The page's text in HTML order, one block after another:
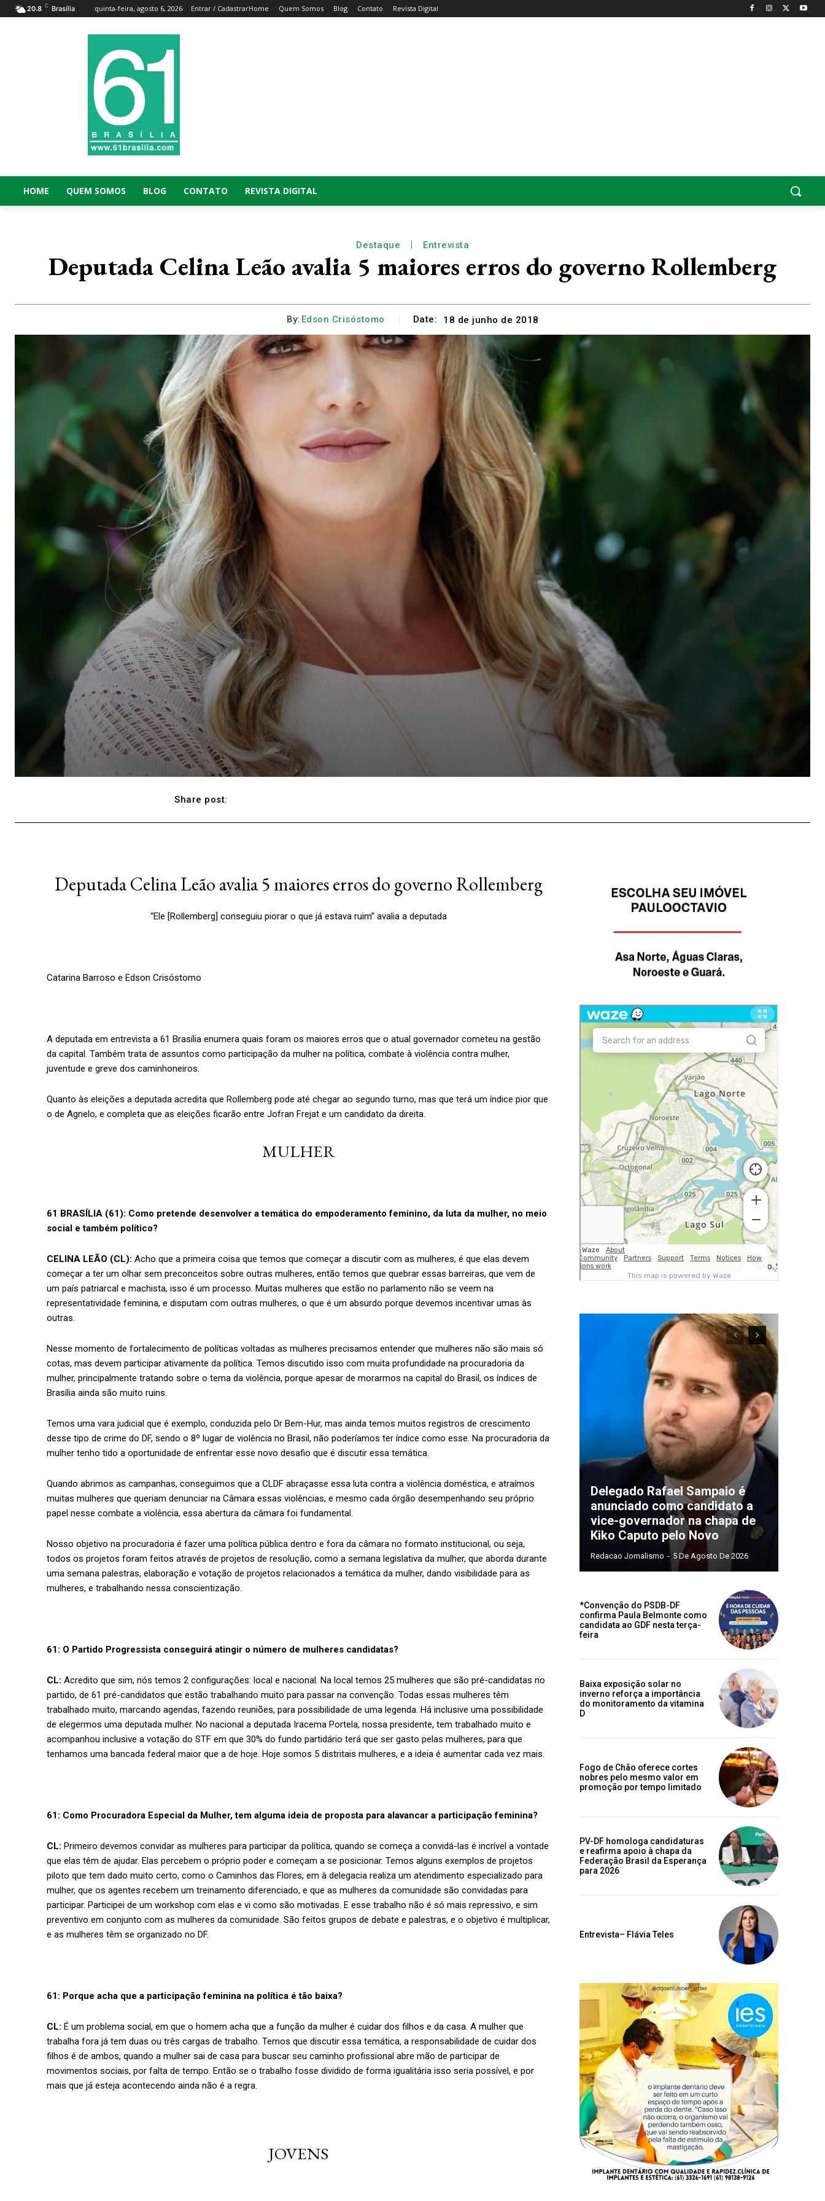
20.8 C Brasília quinta-feira, agosto 6, 2026 Entrar / CadastrarHome Quem Somos Blog Contato Revista Digital
HOME QUEM SOMOS BLOG CONTATO REVISTA DIGITAL
Destaque Entrevista
Deputada Celina Leão avalia 5 maiores erros do governo Rollemberg
By: Edson Crisóstomo Date: 18 de junho de 2018
Share post:
Deputada Celina Leão avalia 5 maiores erros do governo Rollemberg
“Ele [Rollemberg] conseguiu piorar o que já estava ruim” avalia a deputada
Catarina Barroso e Edson Crisóstomo
A deputada em entrevista a 61 Brasília enumera quais foram os maiores erros que o atual governador cometeu na gestão
da capital. Também trata de assuntos como participação da mulher na política, combate à violência contra mulher,
juventude e greve dos caminhoneiros.
Quanto às eleições a deputada acredita que Rollemberg pode até chegar ao segundo turno, mas que terá um índice pior que
o de Agnelo, e completa que as eleições ficarão entre Jofran Frejat e um candidato da direita.
MULHER
61 BRASÍLIA (61): Como pretende desenvolver a temática do empoderamento feminino, da luta da mulher, no meio
social e também político?
CELINA LEÃO (CL): Acho que a primeira coisa que temos que começar a discutir com as mulheres, é que elas devem
começar a ter um olhar sem preconceitos sobre outras mulheres, então temos que quebrar essas barreiras, que vem de
um país patriarcal e machista, isso é um processo. Muitas mulheres que estão no parlamento não se veem na
representatividade feminina, e disputam com outras mulheres, o que é um absurdo porque devemos incentivar umas às
outras.
Nesse momento de fortalecimento de políticas voltadas as mulheres precisamos entender que mulheres não são mais só
cotas, mas devem participar ativamente da política. Temos discutido isso com muita profundidade na procuradoria da
mulher, principalmente tratando sobre o tema da violência, porque apesar de morarmos na capital do Brasil, os índices de
Brasília ainda são muito ruins.
Temos uma vara judicial que é exemplo, conduzida pelo Dr Bem-Hur, mas ainda temos muitos registros de crescimento
desse tipo de crime do DF, sendo o 8º lugar de violência no Brasil, não poderíamos ter índice como esse. Na procuradoria da
mulher tenho tido a oportunidade de enfrentar esse novo desafio que é discutir essa temática.
Quando abrimos as campanhas, conseguimos que a CLDF abraçasse essa luta contra a violência doméstica, e atraímos
muitas mulheres que queriam denunciar na Câmara essas violências, e mesmo cada órgão desempenhando seu próprio
papel nesse combate a violência, essa abertura da câmara foi fundamental.
Nosso objetivo na procuradoria é fazer uma política pública dentro e fora da câmara no formato institucional, ou seja,
todos os projetos foram feitos através de projetos de resolução, como a semana legislativa da mulher, que aborda durante
uma semana palestras, elaboração e votação de projetos relacionados a temática da mulher, dando visibilidade para as
mulheres, e trabalhando nessa conscientização.
61: O Partido Progressista conseguirá atingir o número de mulheres candidatas?
CL: Acredito que sim, nós temos 2 configurações: local e nacional. Na local temos 25 mulheres que são pré-candidatas no
partido, de 61 pré-candidatos que estão trabalhando muito para passar na convenção. Todas essas mulheres têm
trabalhado muito, marcando agendas, fazendo reuniões, para possibilidade de uma legenda. Há inclusive uma possibilidade
de elegermos uma deputada mulher. No nacional a deputada Iracema Portela, nossa presidente, tem trabalhado muito e
acompanhou inclusive a votação do STF em que 30% do fundo partidário terá que ser gasto pelas mulheres, para que
tenhamos uma bancada federal maior que a de hoje. Hoje somos 5 distritais mulheres, e a ideia é aumentar cada vez mais.
61: Como Procuradora Especial da Mulher, tem alguma ideia de proposta para alavancar a participação feminina?
CL: Primeiro devemos convidar as mulheres para participar da política, quando se começa a convidá-las é incrível a vontade
que elas têm de ajudar. Elas percebem o próprio poder e começam a se posicionar. Temos alguns exemplos de projetos
piloto que tem dado muito certo, como o Caminhos das Flores, em à delegacia realiza um atendimento especializado para
mulher, que os agentes recebem um treinamento diferenciado, e que as mulheres da comunidade são convidadas para
participar. Participei de um workshop com elas e vi como são motivadas. E esse trabalho não é só mais repressivo, e sim
preventivo em conjunto com as mulheres da comunidade. São feitos grupos de debate e palestras, e o objetivo é multiplicar,
e as mulheres têm se organizado no DF.
61: Porque acha que a participação feminina na política é tão baixa?
CL: É um problema social, em que o homem acha que a função da mulher é cuidar dos filhos e da casa. A mulher que
trabalha fora já tem duas ou três cargas de trabalho. Temos que discutir essa temática, a responsabilidade de cuidar dos
filhos é de ambos, quando a mulher sai de casa para buscar seu caminho profissional abre mão de participar de
movimentos sociais, por falta de tempo. Então se o trabalho fosse dividido de forma igualitária isso seria possível, e por
mais que já esteja acontecendo ainda não é a regra.
JOVENS
Delegado Rafael Sampaio é
anunciado como candidato a
vice-governador na chapa de
Kiko Caputo pelo Novo
Redacao Jornalismo - 5 De Agosto De 2026
*Convenção do PSDB-DF
confirma Paula Belmonte como
candidata ao GDF nesta terça-
feira
Baixa exposição solar no
inverno reforça a importância
do monitoramento da vitamina
D
Fogo de Chão oferece cortes
nobres pelo mesmo valor em
promoção por tempo limitado
PV-DF homologa candidaturas
e reafirma apoio à chapa da
Federação Brasil da Esperança
para 2026
Entrevista– Flávia Teles